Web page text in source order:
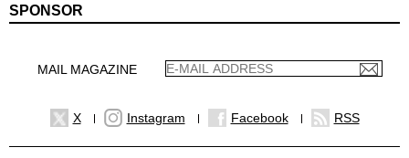
SPONSOR
MAIL MAGAZINE
X Instagram Facebook RSS